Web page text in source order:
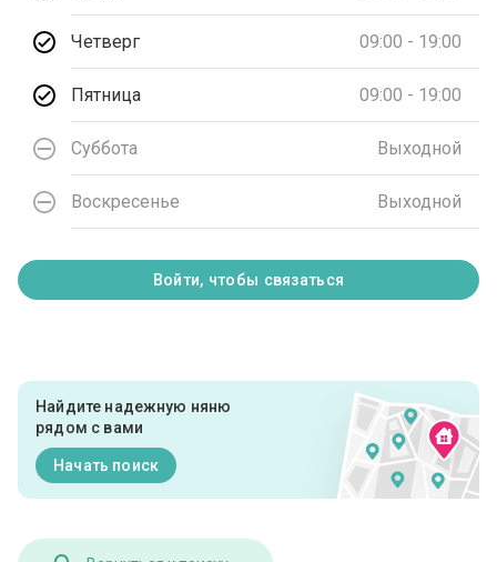
Четверг 09:00 - 19:00
Пятница 09:00 - 19:00
Суббота Выходной
Воскресенье Выходной
Войти, чтобы связаться
Найдите надежную няню
рядом с вами
Начать поиск